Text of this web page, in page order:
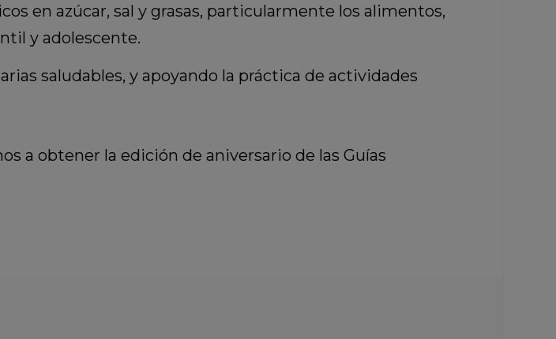
en azúcar, sal y grasas, particularmente los alimentos,
y adolescente.
saludables, y apoyando la práctica de actividades
a obtener la edición de aniversario de las Guías